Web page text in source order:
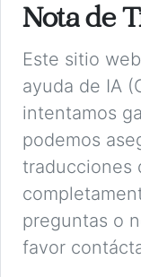
Nota de
Este sitio
ayuda de IA
intentamos
podemos
traducciones
preguntas o
favor